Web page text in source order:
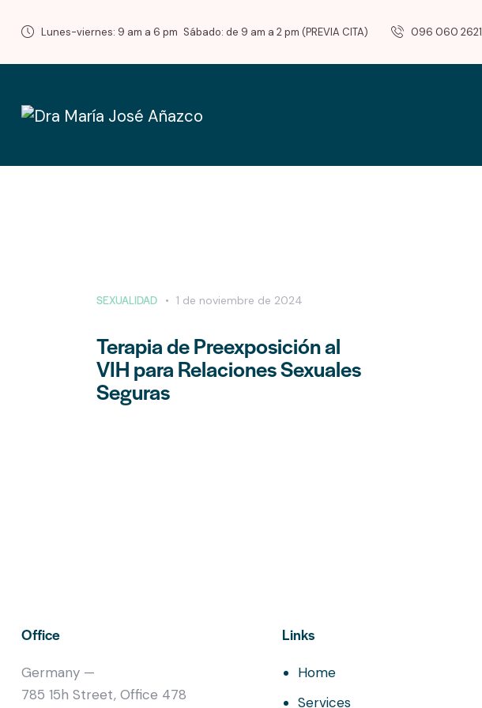
Lunes-viernes: 9 am a 6 pm Sábado: de 9 am a 2 pm (PREVIA CITA) 096 060 2621
SEXUALIDAD 1 de noviembre de 2024
Terapia de Preexposición al
VIH para Relaciones Sexuales
Seguras
Office
Germany —
785 15h Street, Office 478
Links
Home
Services